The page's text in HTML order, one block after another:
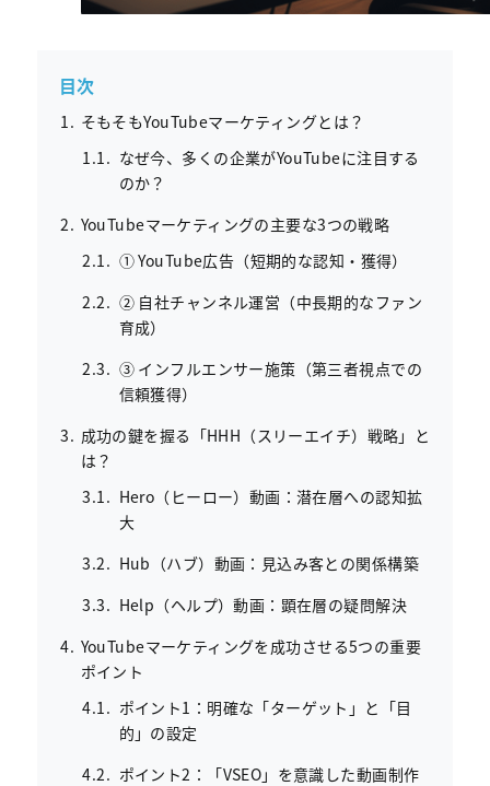
目次
そもそもYouTubeマーケティングとは？
なぜ今、多くの企業がYouTubeに注目する
のか？
YouTubeマーケティングの主要な3つの戦略
① YouTube広告（短期的な認知・獲得）
② 自社チャンネル運営（中長期的なファン
育成）
③ インフルエンサー施策（第三者視点での
信頼獲得）
成功の鍵を握る「HHH（スリーエイチ）戦略」と
は？
Hero（ヒーロー）動画：潜在層への認知拡
大
Hub（ハブ）動画：見込み客との関係構築
Help（ヘルプ）動画：顕在層の疑問解決
YouTubeマーケティングを成功させる5つの重要
ポイント
ポイント1：明確な「ターゲット」と「目
的」の設定
ポイント2：「VSEO」を意識した動画制作